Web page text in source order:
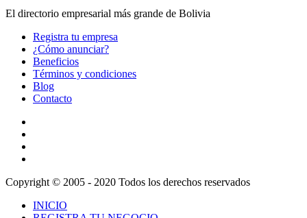
El directorio empresarial más grande de Bolivia
Registra tu empresa
¿Cómo anunciar?
Beneficios
Términos y condiciones
Blog
Contacto
Copyright © 2005 - 2020 Todos los derechos reservados
INICIO